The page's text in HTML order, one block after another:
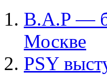
B.A.P —
Москве
PSY